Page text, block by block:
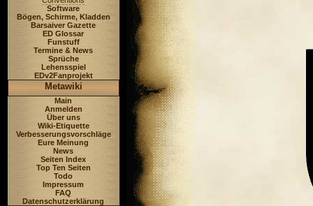
Software
Bögen, Schirme, Kladden
Barsaiver Gazette
ED Glossar
Funstuff
Termine & News
Sprüche
Lehensspiel
EDv2Fanprojekt
Metawiki
Main
Anmelden
Über uns
Wiki-Etiquette
Verbesserungsvorschläge
Eure Meinung
News
Seiten Index
Top Ten Seiten
Todo
Impressum
FAQ
Datenschutzerklärung